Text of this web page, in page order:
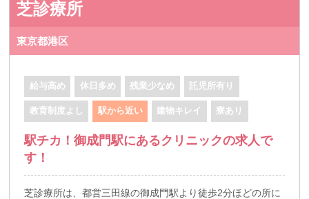
芝診療所
東京都港区
給与高め 休日多め 残業少なめ 託児所有り
教育制度よし 駅から近い 建物キレイ 寮あり
駅チカ！御成門駅にあるクリニックの求人で
す！
芝診療所は、都営三田線の御成門駅より徒歩2分ほどの所に